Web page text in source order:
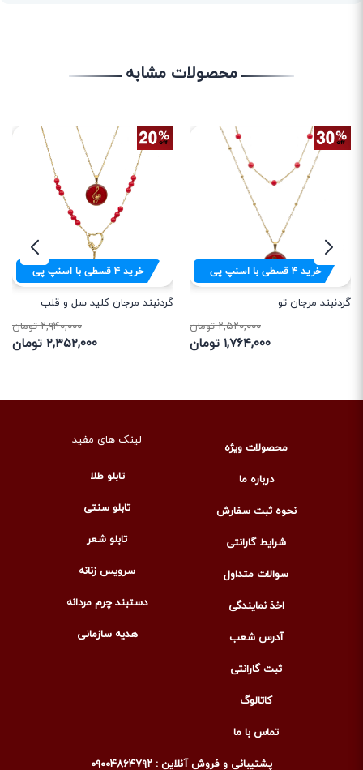
محصولات مشابه
خرید۴قسطی با اسنپ پی
گردنبند مرجان تو
۲,۵۲۰,۰۰۰ تومان
۱,۷۶۴,۰۰۰ تومان
خرید۴قسطی با اسنپ پی
گردنبند مرجان کلید سل و قلب
۲,۹۴۰,۰۰۰ تومان
۲,۳۵۲,۰۰۰ تومان
محصولات ویژه
درباره ما
نحوه ثبت سفارش
شرایط گارانتی
سوالات متداول
اخذ نمایندگی
آدرس شعب
ثبت گارانتی
کاتالوگ
تماس با ما
لینک های مفید
تابلو طلا
تابلو سنتی
تابلو شعر
سرویس زنانه
دستبند چرم مردانه
هدیه سازمانی
پشتیبانی و فروش آنلاین : ۰۹۰۰۴۸۶۴۷۹۲